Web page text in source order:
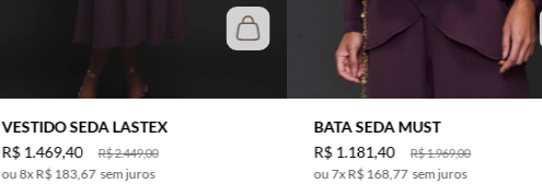
VESTIDO SEDA LASTEX
R$2.449,00
R$ 1.469,40
8xR$ 183,67 sem juros
BATA SEDA MUST
R$1.969,00
R$1.181,40
7xR$ 168,77 sem juros